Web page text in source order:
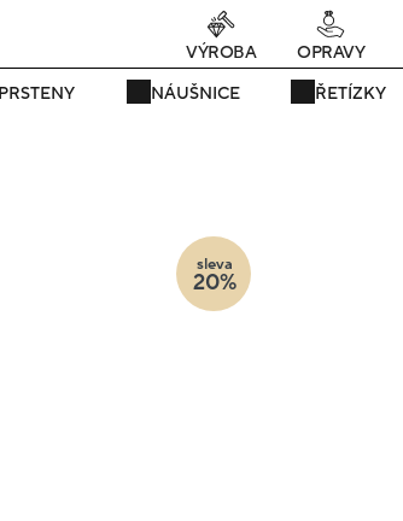
Právě teď! - 20 % na vše! Kód: SRPEN20 24
PRSTENY NÁUŠNICE ŘETÍZKY
VÝROBA OPRAVY
sleva
20%